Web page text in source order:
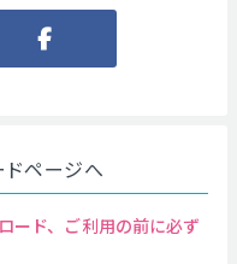
ページへ
ード、ご利用の前に必ず